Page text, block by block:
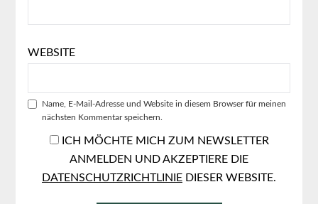
WEBSITE
Name, E-Mail-Adresse und Website in diesem Browser für meinen
nächsten Kommentar speichern.
ICH MÖCHTE MICH ZUM NEWSLETTER
ANMELDEN UND AKZEPTIERE DIE
DATENSCHUTZRICHTLINIE DIESER WEBSITE.